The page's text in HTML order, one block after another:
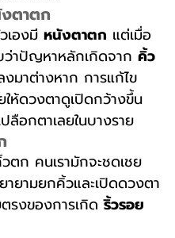
ตาตก
เองมี หนังตาตก แต่เมื่อ
ว่าปัญหาหลักเกิดจาก คิ้ว
มาต่างหาก การแก้ไข
ห้ดวงตาดูเปิดกว้างขึ้น
ลือกตาเลยในบางราย
ตก คนเรามักจะชดเชย
ยามยกคิ้วและเปิดดวงตา
ตรงของการเกิด ริ้วรอย